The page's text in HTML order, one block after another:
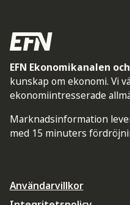
EFN Ekonomikanalen
kunskap om ekonomi. Vi
ekonomiintresserade
Marknadsinformation
med 15 minuters
Användarvillkor